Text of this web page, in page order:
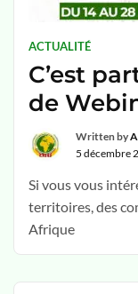
ACTUALITÉ
C’est
de
Written by
5 décembre
Si vous vous
territoires, des
Afrique